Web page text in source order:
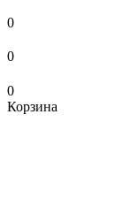
0
0
0
Корзина